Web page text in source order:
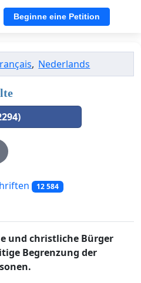
Beginne eine Petition
, Nederlands
12 584
und christliche Bürger
Begrenzung der